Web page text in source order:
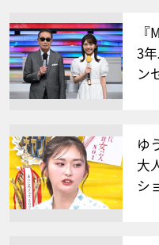
3
ン
ゆ
大
シ